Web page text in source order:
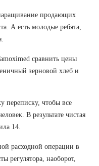
продающих
А есть молодые ребята,
сравнить цены
зерновой хлеб и
переписку, чтобы все
В результате чистая
14.
расходной операции в
наоборот,